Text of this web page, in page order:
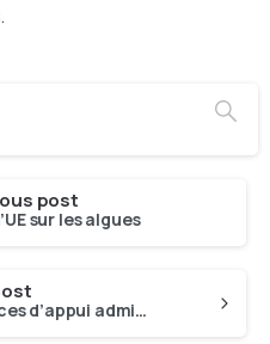
post
sur les algues
Appel d’offres – Services d’appui administratif et financier